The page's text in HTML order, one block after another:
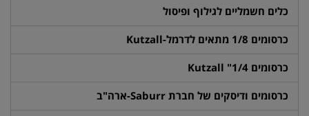
כלים חשמליים לגילוף ופיסול
כרסומים 1/8 מתאים לדרמל-Kutzall
כרסומים 1/4" Kutzall
כרסומים ודיסקים של חברת Saburr-ארה"ב